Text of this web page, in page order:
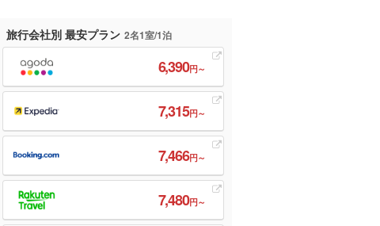
旅行会社別 最安プラン 2名1室/1泊
6,390円～
7,315円～
7,466円～
7,480円～